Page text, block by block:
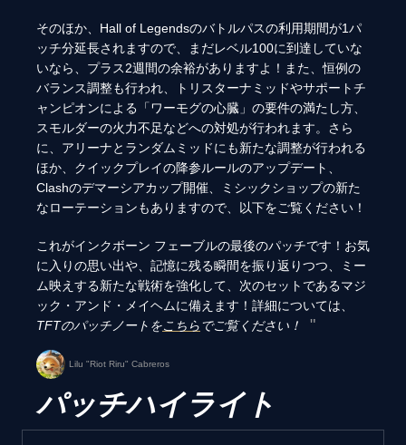
そのほか、Hall of Legendsのバトルパスの利用期間が1パ
ッチ分延長されますので、まだレベル100に到達していな
いなら、プラス2週間の余裕がありますよ！また、恒例の
バランス調整も行われ、トリスターナミッドやサポートチ
ャンピオンによる「ワーモグの心臓」の要件の満たし方、
スモルダーの火力不足などへの対処が行われます。さら
に、アリーナとランダムミッドにも新たな調整が行われる
ほか、クイックプレイの降参ルールのアップデート、
Clashのデマーシアカップ開催、ミシックショップの新た
なローテーションもありますので、以下をご覧ください！
これがインクボーン フェーブルの最後のパッチです！お気
に入りの思い出や、記憶に残る瞬間を振り返りつつ、ミー
ム映えする新たな戦術を強化して、次のセットであるマジ
ック・アンド・メイヘムに備えます！詳細については、
TFTのパッチノートをこちらでご覧ください！
Lilu "Riot Riru" Cabreros
パッチハイライト